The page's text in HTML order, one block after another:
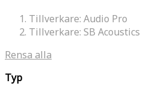
Tillverkare: Audio Pro
Tillverkare: SB Acoustics
Rensa alla
Typ